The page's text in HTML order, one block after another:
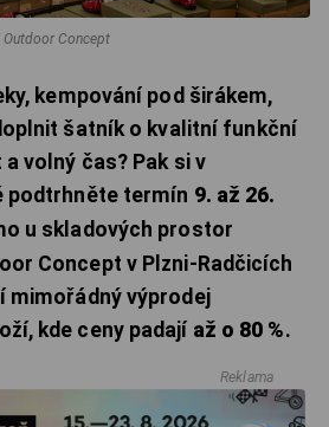
Outdoor Concept
kempování pod širákem,
šatník o kvalitní funkční
volný čas? Pak si v
podtrhněte termín 9. až 26.
u skladových prostor
Concept v Plzni-Radčicích
mimořádný výprodej
kde ceny padají až o 80 %.
Reklama